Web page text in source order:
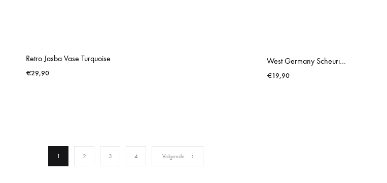
Retro Jasba Vase Turquoise
€29,90
West Germany Scheurich Brown Baby
€19,90
1 2 3 4 Volgende